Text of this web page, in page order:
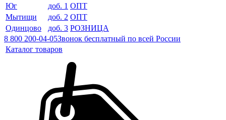
Юг
доб. 1 ОПТ
Мытищи
доб. 2 ОПТ
Одинцово
доб. 3 РОЗНИЦА
8 800 200-04-05Звонок бесплатный по всей России
Каталог товаров